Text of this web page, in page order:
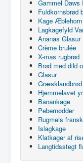
Gammel Daws
Fuldkornsbrød
Kage Æblehorn
Lagkagefyld
Ananas Glasur
Crème brulée
X-mas rugbrød
Brød med dild
Glasur
Hjemmelavet
Banankage
Pebernødder
Rugmels
Islagkage
Klatkager af
Langtidsstegt